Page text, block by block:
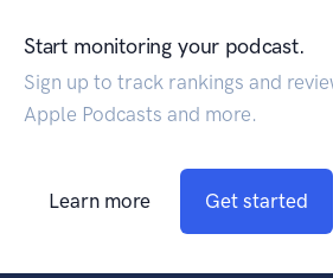
Start monitoring your podcast.
Sign up to track rankings and
Apple Podcasts and more.
Learn more Get started